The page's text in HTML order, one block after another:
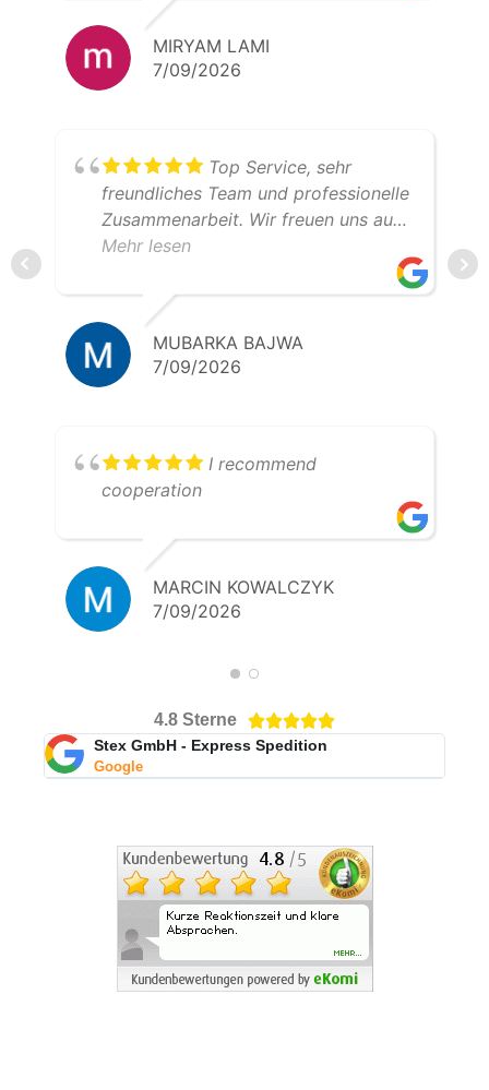
MIRYAM LAMI
7/09/2026
Top Service, sehr
freundliches Team und professionelle
Zusammenarbeit. Wir freuen uns auf
weitere gemeinsame Transporte.
Mehr lesen
MUBARKA BAJWA
7/09/2026
I recommend
cooperation
MARCIN KOWALCZYK
7/09/2026
4.8 Sterne 
Stex GmbH - Express Spedition
Google